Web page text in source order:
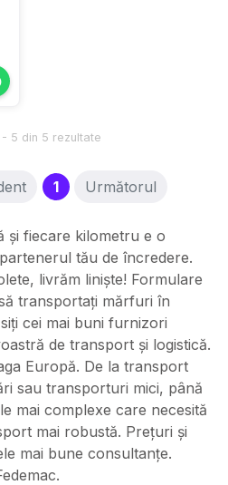
5 din 5 rezultate
1(current)
Următorul
și fiecare kilometru e o
tău de încredere.
livrăm liniște! Formulare
transportați mărfuri în
cei mai buni furnizori
de transport și logistică.
Europă. De la transport
sau transporturi mici, până
mai complexe care necesită
mai robustă. Prețuri și
mai bune consultanțe.